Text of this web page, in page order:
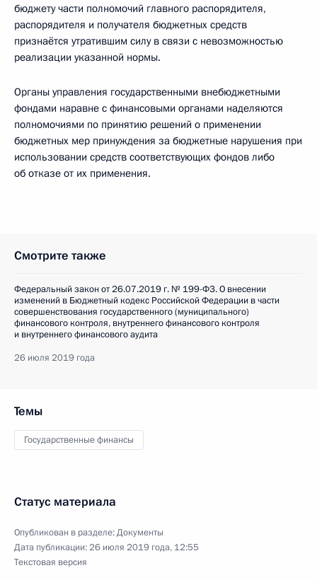
бюджету части полномочий главного распорядителя,
распорядителя и получателя бюджетных средств
признаётся утратившим силу в связи с невозможностью
реализации указанной нормы.
Органы управления государственными внебюджетными
фондами наравне с финансовыми органами наделяются
полномочиями по принятию решений о применении
бюджетных мер принуждения за бюджетные нарушения при
использовании средств соответствующих фондов либо
об отказе от их применения.
Смотрите также
Федеральный закон от 26.07.2019 г. № 199-ФЗ. О внесении
изменений в Бюджетный кодекс Российской Федерации в части
совершенствования государственного (муниципального)
финансового контроля, внутреннего финансового контроля
и внутреннего финансового аудита
26 июля 2019 года
Темы
Государственные финансы
Статус материала
Опубликован в разделе:Документы
Дата публикации:26 июля 2019 года, 12:55
Текстовая версия